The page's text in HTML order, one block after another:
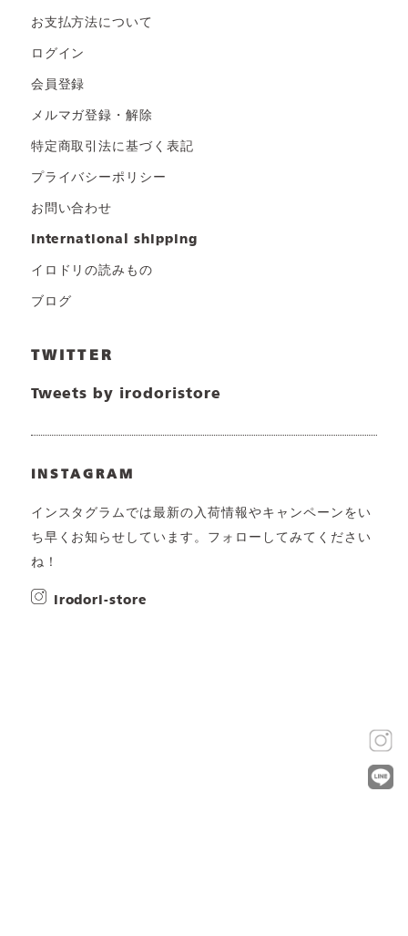
お支払方法について
ログイン
会員登録
メルマガ登録・解除
特定商取引法に基づく表記
プライバシーポリシー
お問い合わせ
international shipping
イロドリの読みもの
ブログ
TWITTER
Tweets by irodoristore
INSTAGRAM
インスタグラムでは最新の入荷情報やキャンペーンをい
ち早くお知らせしています。フォローしてみてください
ね！
irodori-store